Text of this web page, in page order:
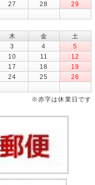
27 28
29
木 金
土
3 4
5
10 11
12
17 18
19
24 25
26
※赤字は休業日です